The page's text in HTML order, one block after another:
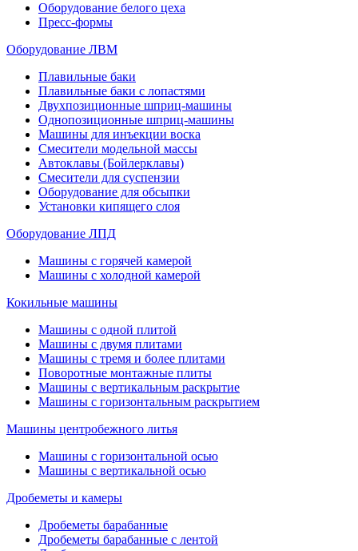
Оборудование белого цеха
Пресс-формы
Оборудование ЛВМ
Плавильные баки
Плавильные баки с лопастями
Двухпозиционные шприц-машины
Однопозиционные шприц-машины
Машины для инъекции воска
Смесители модельной массы
Автоклавы (Бойлерклавы)
Смесители для суспензии
Оборудование для обсыпки
Установки кипящего слоя
Оборудование ЛПД
Машины с горячей камерой
Машины с холодной камерой
Кокильные машины
Машины с одной плитой
Машины с двумя плитами
Машины с тремя и более плитами
Поворотные монтажные плиты
Машины с вертикальным раскрытие
Машины с горизонтальным раскрытием
Машины центробежного литья
Машины с горизонтальной осью
Машины с вертикальной осью
Дробеметы и камеры
Дробеметы барабанные
Дробеметы барабанные с лентой